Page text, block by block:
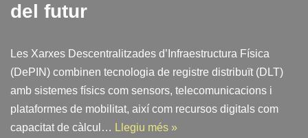
del futur
Les Xarxes Descentralitzades d’Infraestructura Física
(DePIN) combinen tecnologia de registre distribuït (DLT)
amb sistemes físics com sensors, telecomunicacions i
plataformes de mobilitat, així com recursos digitals com
capacitat de càlcul… Llegiu més »